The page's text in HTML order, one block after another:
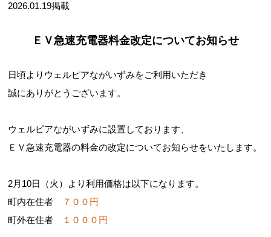
お問合せフォーム
2026.01.19掲載
ＥＶ急速充電器料金改定についてお知らせ
日頃よりウェルピアながいずみをご利用いただき
誠にありがとうございます。
ウェルピアながいずみに設置しております、
ＥＶ急速充電器の料金の改定についてお知らせをいたします。
2月10日（火）より利用価格は以下になります。
町内在住者
７００円
町外在住者
１０００円